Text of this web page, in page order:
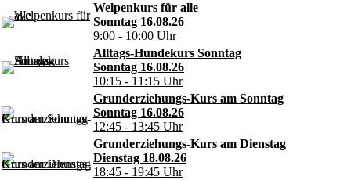
Welpenkurs für alle
Sonntag 16.08.26
9:00 - 10:00 Uhr
Alltags-Hundekurs Sonntag
Sonntag 16.08.26
10:15 - 11:15 Uhr
Grunderziehungs-Kurs am Sonntag
Sonntag 16.08.26
12:45 - 13:45 Uhr
Grunderziehungs-Kurs am Dienstag
Dienstag 18.08.26
18:45 - 19:45 Uhr